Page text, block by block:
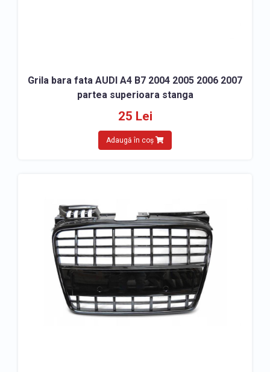
Grila bara fata AUDI A4 B7 2004 2005 2006 2007
partea superioara stanga
25 Lei
Adaugă în coș